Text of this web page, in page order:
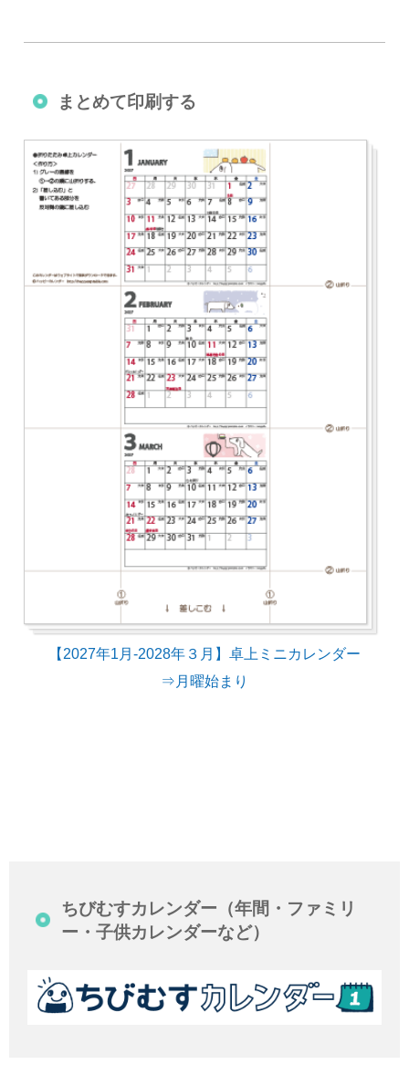
まとめて印刷する
【2027年1月-2028年３月】卓上ミニカレンダー
⇒月曜始まり
ちびむすカレンダー（年間・ファミリ
ー・子供カレンダーなど）